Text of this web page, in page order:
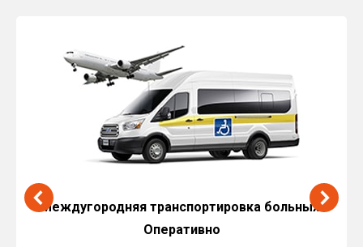
Междугородняя транспортировка больных.
Оперативно